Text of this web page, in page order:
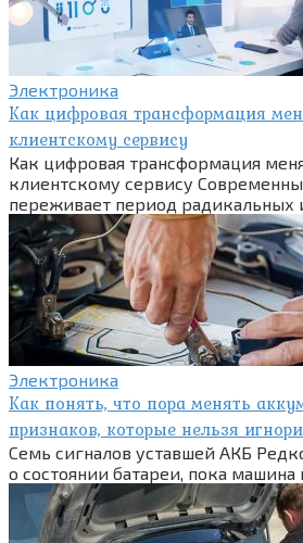
Электроника
Как цифровая трансформация
клиентскому сервису
Как цифровая трансформация
клиентскому сервису
переживает период радикальных
Электроника
Как понять, что пора менять
признаков, которые нельзя
Семь сигналов уставшей АКБ
о состоянии батареи, пока машина